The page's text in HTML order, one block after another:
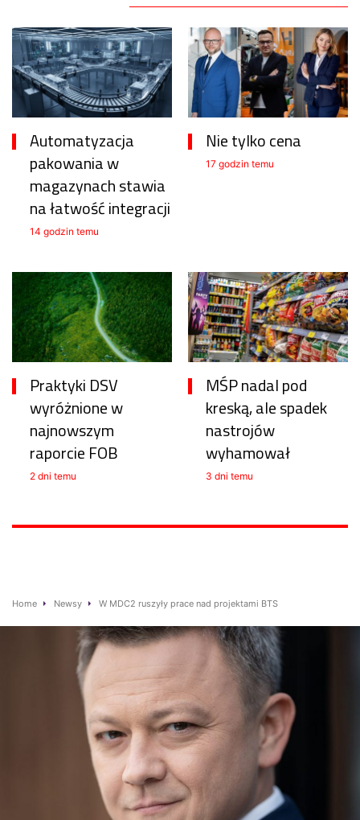
Automatyzacja
pakowania w
magazynach stawia
na łatwość integracji
14 godzin temu
Nie tylko cena
17 godzin temu
Praktyki DSV
wyróżnione w
najnowszym
raporcie FOB
2 dni temu
MŚP nadal pod
kreską, ale spadek
nastrojów
wyhamował
3 dni temu
Home Newsy W MDC2 ruszyły prace nad projektami BTS